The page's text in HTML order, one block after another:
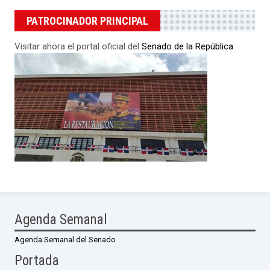
PATROCINADOR PRINCIPAL
Visitar ahora el portal oficial del Senado de la República
Agenda Semanal
Agenda Semanal del Senado
Portada